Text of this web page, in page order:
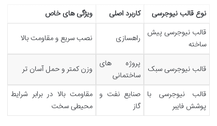
نوع قالب نیوجرسی کاربرد اصلی
ویژگی های خاص
قالب نیوجرسی پیش
ساخته
راهسازی نصب سریع و مقاومت بالا
قالب نیوجرسی سبک
پروژه های
ساختمانی
وزن کمتر و حمل آسان تر
قالب نیوجرسی با
پوشش فایبر
صنایع نفت و
گاز
مقاومت بالا در برابر شرایط
محیطی سخت